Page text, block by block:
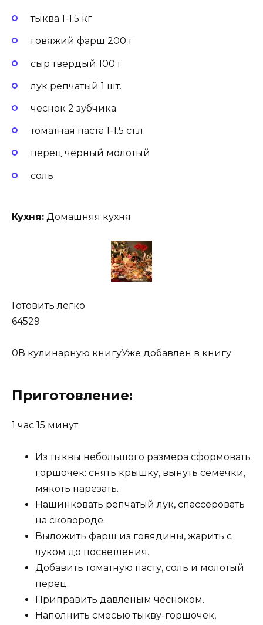
тыква 1-1.5 кг
говяжий фарш 200 г
сыр твердый 100 г
лук репчатый 1 шт.
чеснок 2 зубчика
томатная паста 1-1.5 ст.л.
перец черный молотый
соль
Кухня: Домашняя кухня
Готовить легко
64529
0 В кулинарную книгуУже добавлен в книгу
Приготовление:
1 час 15 минут
Из тыквы небольшого размера сформовать
горшочек: снять крышку, вынуть семечки,
мякоть нарезать.
Нашинковать репчатый лук, спассеровать
на сковороде.
Выложить фарш из говядины, жарить с
луком до посветления.
Добавить томатную пасту, соль и молотый
перец.
Приправить давленым чесноком.
Наполнить смесью тыкву-горшочек,